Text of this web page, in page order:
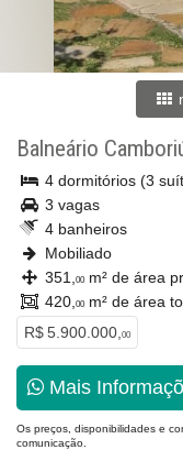
Balneário
4 dormitórios (3
3 vagas
4 banheiros
Mobiliado
351,
00m² de área
420, 00m² de área
R$ 5.900.000, 00
Mais
Os preços, disponibilidades e
comunicação.